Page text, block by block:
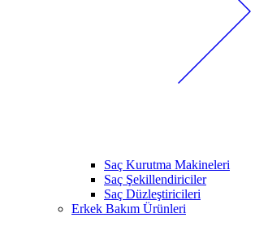
Saç Kurutma Makineleri
Saç Şekillendiriciler
Saç Düzleştiricileri
Erkek Bakım Ürünleri